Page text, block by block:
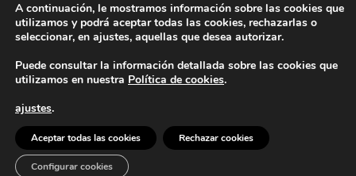
Europar Batasunak finantzatua – NextGeneration EU
A continuación, le mostramos información sobre las cookies que
utilizamos y podrá aceptar todas las cookies, rechazarlas o
seleccionar, en ajustes, aquellas que desea autorizar.
Puede consultar la información detallada sobre las cookies que
utilizamos en nuestra Política de cookies.
ajustes.
Aceptar todas las cookies Rechazar cookies
Configurar cookies